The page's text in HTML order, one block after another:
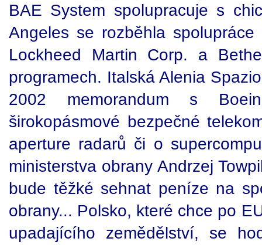
BAE System spolupracuje s
Angeles se rozběhla
Lockheed Martin Corp. a
programech. Italská Alenia
2002 memorandum s
širokopásmové bezpečné
aperture radarů či o
ministerstva obrany Andrzej
bude těžké sehnat peníze na
obrany... Polsko, které chce po
upadajícího zemědělství, se